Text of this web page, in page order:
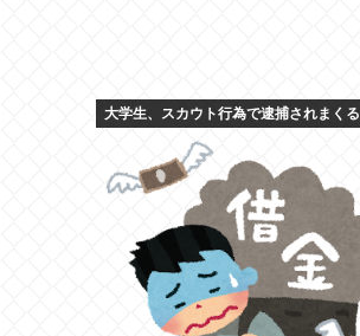
大学生、スカウト行為で逮捕されまくる